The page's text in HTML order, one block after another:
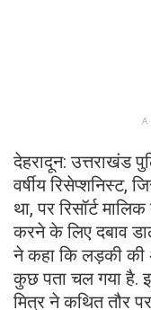
देहरादून: उत्तराखंड
वर्षीय रिसेप्शनिस्ट,
था, पर रिसॉर्ट
करने के लिए दबाव
ने कहा कि लड़की की
कुछ पता चल गया है.
मित्र ने कथित तौर